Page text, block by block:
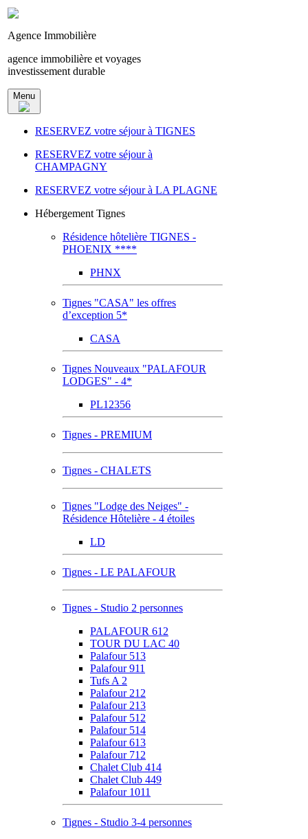
Agence Immobilière
agence immobilière et voyages
investissement durable
Menu
RESERVEZ votre séjour à TIGNES
RESERVEZ votre séjour à
CHAMPAGNY
RESERVEZ votre séjour à LA PLAGNE
Hébergement Tignes
Résidence hôtelière TIGNES -
PHOENIX ****
PHNX
Tignes "CASA" les offres
d’exception 5*
CASA
Tignes Nouveaux "PALAFOUR
LODGES" - 4*
PL12356
Tignes - PREMIUM
Tignes - CHALETS
Tignes "Lodge des Neiges" -
Résidence Hôtelière - 4 étoiles
LD
Tignes - LE PALAFOUR
Tignes - Studio 2 personnes
PALAFOUR 612
TOUR DU LAC 40
Palafour 513
Palafour 911
Tufs A 2
Palafour 212
Palafour 213
Palafour 512
Palafour 514
Palafour 613
Palafour 712
Chalet Club 414
Chalet Club 449
Palafour 1011
Tignes - Studio 3-4 personnes